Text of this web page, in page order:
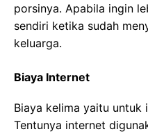
porsinya. Apabila ingin
sendiri ketika sudah
keluarga.
Biaya Internet
Biaya kelima yaitu untuk
Tentunya internet